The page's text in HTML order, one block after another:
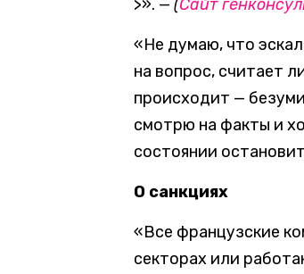
>». — (Сайт
«Не думаю, что
на вопроc, считает
происходит —
смотрю на факты и
состоянии
О санкциях
«Все французские
секторах или